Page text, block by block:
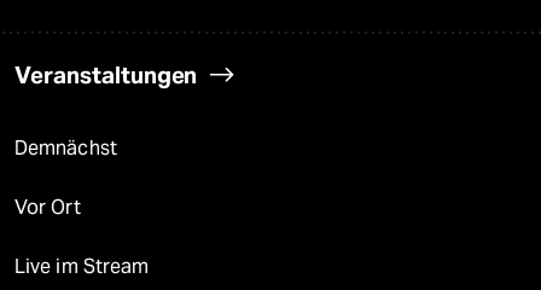
Veranstaltungen
Demnächst
Vor Ort
Live im Stream